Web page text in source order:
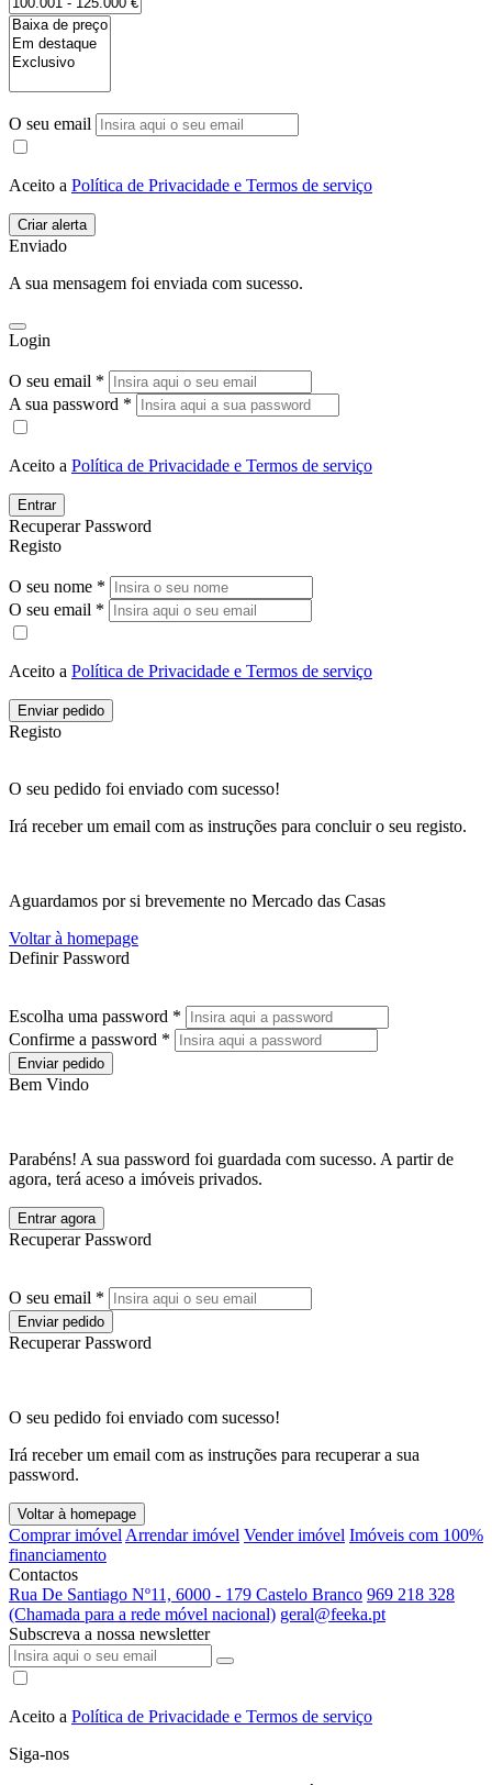
O seu email
Aceito a Política de Privacidade e Termos de serviço
Enviado
A sua mensagem foi enviada com sucesso.
Login
O seu email *
A sua password *
Aceito a Política de Privacidade e Termos de serviço
Entrar
Recuperar Password
Registo
O seu nome *
O seu email *
Aceito a Política de Privacidade e Termos de serviço
Enviar pedido
Registo
O seu pedido foi enviado com sucesso!
Irá receber um email com as instruções para concluir o seu registo.
Aguardamos por si brevemente no Mercado das Casas
Voltar à homepage
Definir Password
Escolha uma password *
Confirme a password *
Enviar pedido
Bem Vindo
Parabéns! A sua password foi guardada com sucesso. A partir de
agora, terá aceso a imóveis privados.
Entrar agora
Recuperar Password
O seu email *
Enviar pedido
Recuperar Password
O seu pedido foi enviado com sucesso!
Irá receber um email com as instruções para recuperar a sua
password.
Voltar à homepage
Comprar imóvel Arrendar imóvel Vender imóvel Imóveis com 100%
financiamento
Contactos
Rua De Santiago Nº11, 6000 - 179 Castelo Branco 969 218 328
(Chamada para a rede móvel nacional) geral@feeka.pt
Subscreva a nossa newsletter
Aceito a Política de Privacidade e Termos de serviço
Siga-nos